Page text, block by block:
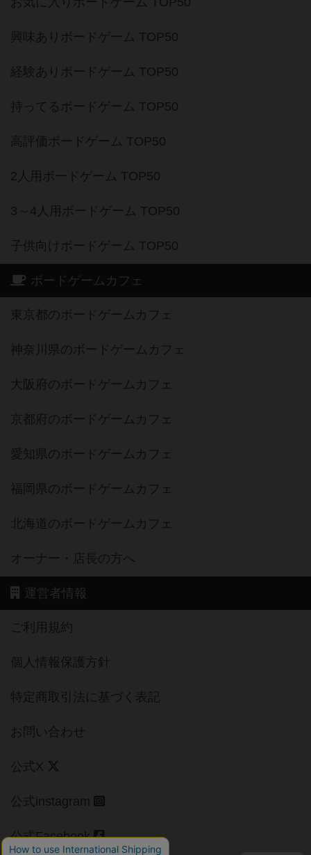
興味ありボードゲーム TOP50
経験ありボードゲーム TOP50
持ってるボードゲーム TOP50
高評価ボードゲーム TOP50
2人用ボードゲーム TOP50
3～4人用ボードゲーム TOP50
子供向けボードゲーム TOP50
ボードゲームカフェ
東京都のボードゲームカフェ
神奈川県のボードゲームカフェ
大阪府のボードゲームカフェ
京都府のボードゲームカフェ
愛知県のボードゲームカフェ
福岡県のボードゲームカフェ
北海道のボードゲームカフェ
オーナー・店長の方へ
運営者情報
ご利用規約
個人情報保護方針
特定商取引法に基づく表記
お問い合わせ
公式X
公式instagram
公式Facebook